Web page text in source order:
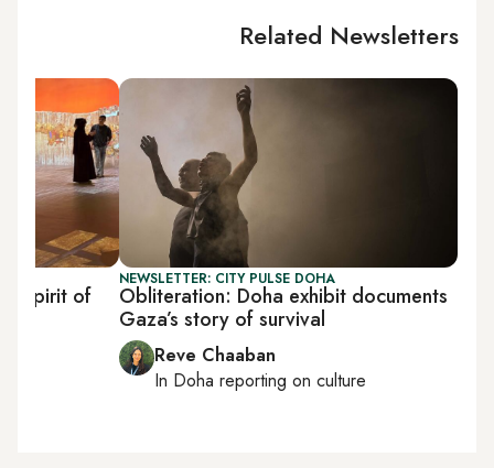
Related Newsletters
NEWSLETTER: CITY PULSE DOHA
Obliteration: Doha exhibit documents
Gaza’s story of survival
Reve Chaaban
In Doha reporting on culture
spirit of